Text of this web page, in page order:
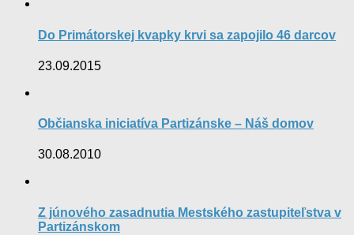
Do Primátorskej kvapky krvi sa zapojilo 46 darcov
23.09.2015
Občianska iniciatíva Partizánske – Náš domov
30.08.2010
Z júnového zasadnutia Mestského zastupiteľstva v
Partizánskom